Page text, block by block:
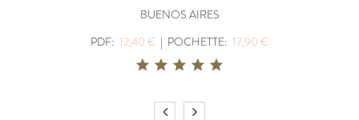
BUENOS AIRES
PDF: 12,40 € | POCHETTE: 17,90 €